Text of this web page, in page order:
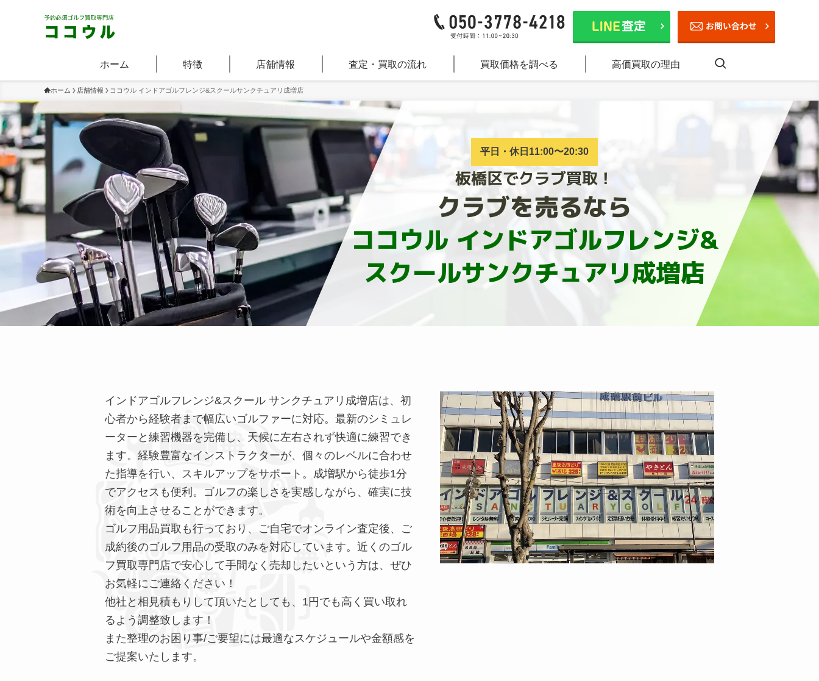
ホーム 特徴 店舗情報 査定・買取の流れ 買取価格を調べる 高価買取の理由
ホーム 店舗情報 ココウル インドアゴルフレンジ&スクールサンクチュアリ成増店
平日・休日11:00〜20:30
板橋区でクラブ買取！
クラブを売るなら
ココウル インドアゴルフレンジ&
スクールサンクチュアリ成増店
インドアゴルフレンジ&スクール サンクチュアリ成増店は、初
心者から経験者まで幅広いゴルファーに対応。最新のシミュレ
ーターと練習機器を完備し、天候に左右されず快適に練習でき
ます。経験豊富なインストラクターが、個々のレベルに合わせ
た指導を行い、スキルアップをサポート。成増駅から徒歩1分
でアクセスも便利。ゴルフの楽しさを実感しながら、確実に技
術を向上させることができます。
ゴルフ用品買取も行っており、ご自宅でオンライン査定後、ご
成約後のゴルフ用品の受取のみを対応しています。近くのゴル
フ買取専門店で安心して手間なく売却したいという方は、ぜひ
お気軽にご連絡ください！
他社と相見積もりして頂いたとしても、1円でも高く買い取れ
るよう調整致します！
また整理のお困り事/ご要望には最適なスケジュールや金額感を
ご提案いたします。